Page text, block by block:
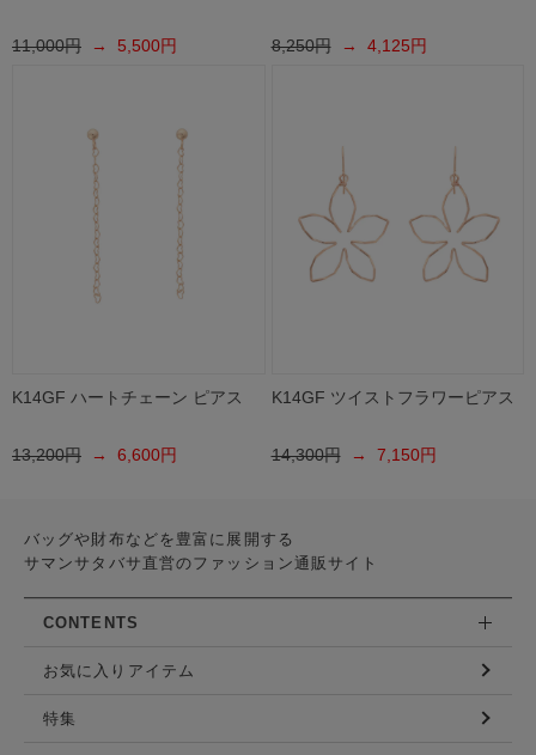
11,000円 → 5,500円 8,250円→ 4,125円
K14GF ハートチェーン ピアス
13,200円 → 6,600円
K14GF ツイストフラワーピアス
14,300円→ 7,150円
バッグや財布などを豊富に展開する
サマンサタバサ直営のファッション通販サイト
CONTENTS
お気に入りアイテム
特集